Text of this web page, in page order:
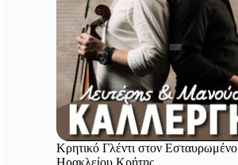
Κρητικό Γλέντι στον Εσταυρωμένο
Ηρακλείου Κρήτης